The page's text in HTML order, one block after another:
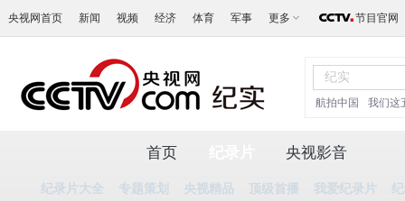
央视网首页 新闻 视频 经济 体育 军事 更多 节目官网
航拍中国 我们这
首页
纪录片大全 专题策划 央视精品 顶级首播 我爱纪录片
央视影音